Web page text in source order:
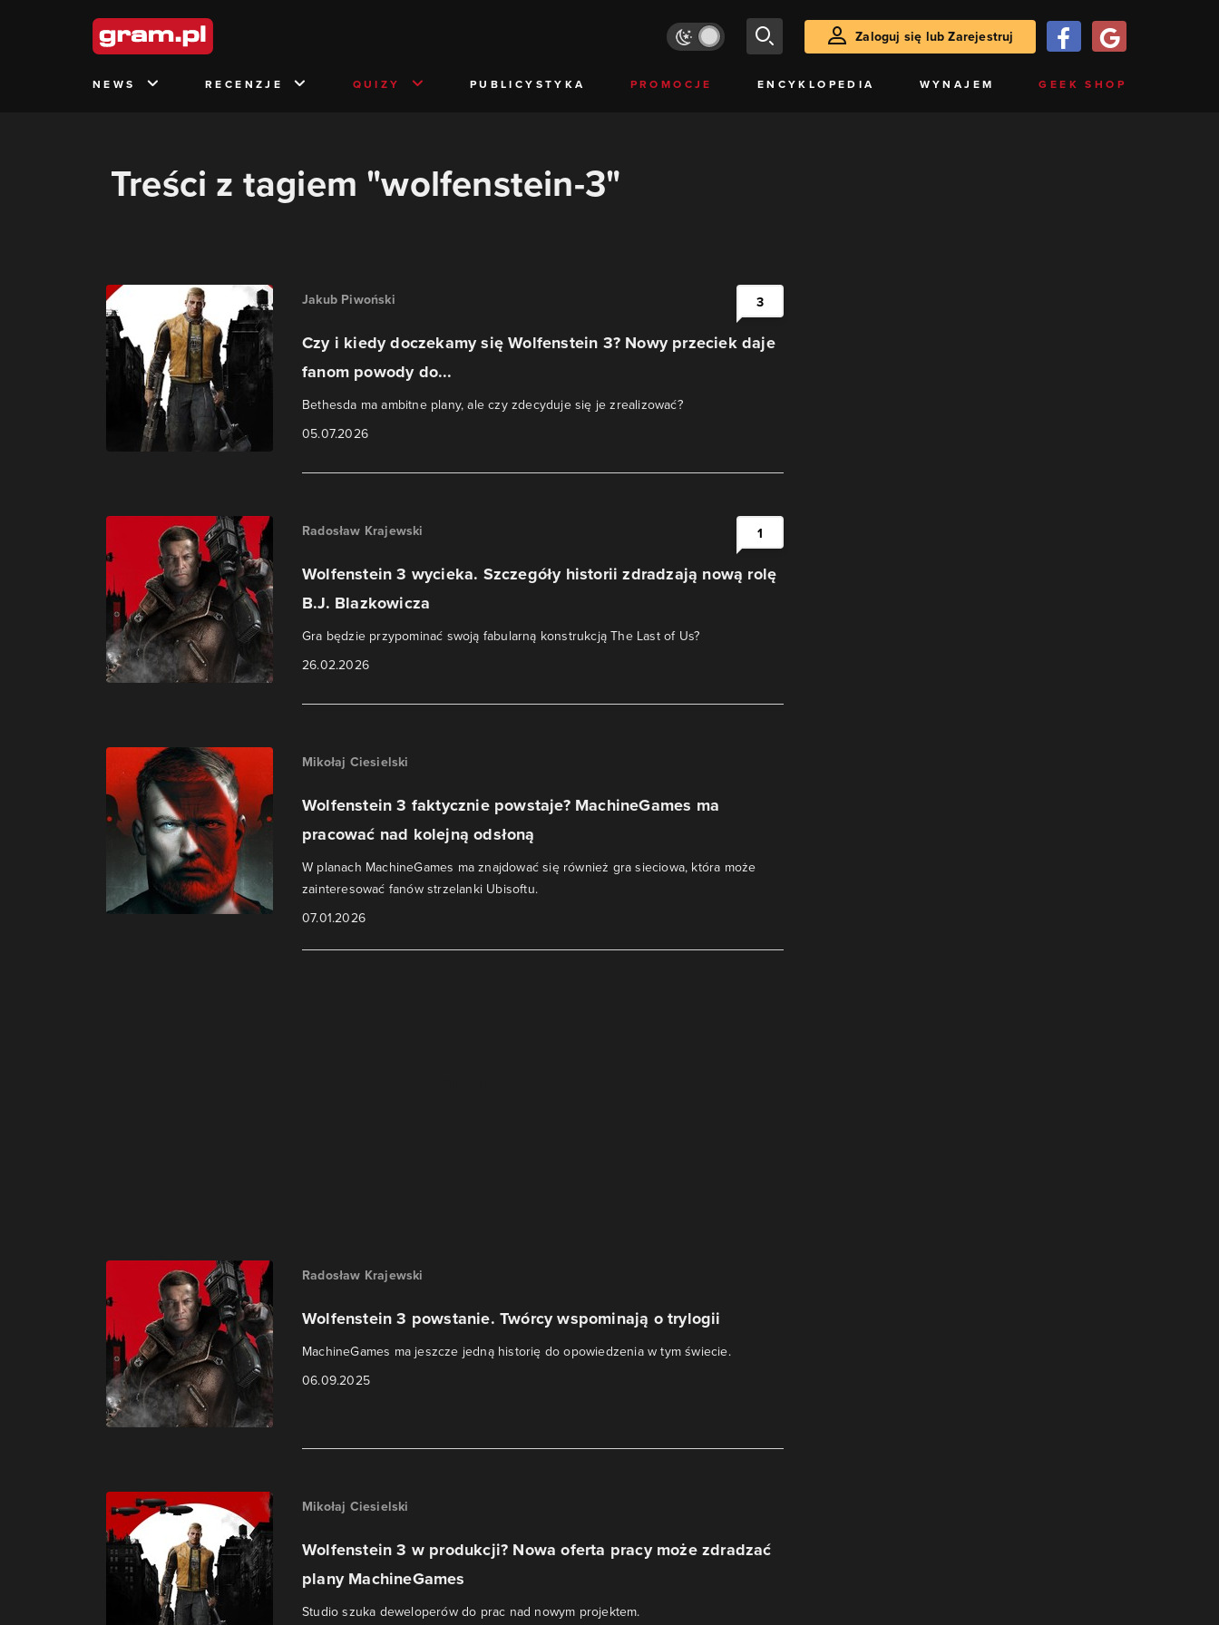
Zaloguj się lub Zarejestruj
NEWS RECENZJE QUIZY PUBLICYSTYKA PROMOCJE ENCYKLOPEDIA WYNAJEM GEEK SHOP
Treści z tagiem "wolfenstein-3"
Jakub Piwoński
Czy i kiedy doczekamy się Wolfenstein 3? Nowy przeciek daje
fanom powody do...
Bethesda ma ambitne plany, ale czy zdecyduje się je zrealizować?
05.07.2026
3
Radosław Krajewski
Wolfenstein 3 wycieka. Szczegóły historii zdradzają nową rolę
B.J. Blazkowicza
Gra będzie przypominać swoją fabularną konstrukcją The Last of Us?
26.02.2026
1
Mikołaj Ciesielski
Wolfenstein 3 faktycznie powstaje? MachineGames ma
pracować nad kolejną odsłoną
W planach MachineGames ma znajdować się również gra sieciowa, która może
zainteresować fanów strzelanki Ubisoftu.
07.01.2026
Radosław Krajewski
Wolfenstein 3 powstanie. Twórcy wspominają o trylogii
MachineGames ma jeszcze jedną historię do opowiedzenia w tym świecie.
06.09.2025
Mikołaj Ciesielski
Wolfenstein 3 w produkcji? Nowa oferta pracy może zdradzać
plany MachineGames
Studio szuka deweloperów do prac nad nowym projektem.